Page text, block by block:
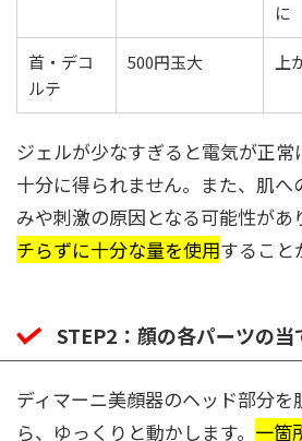
に
首・デコ
ルテ
500円玉大 上
ジェルが少なすぎると電気が正
十分に得られません。また、肌へ
みや刺激の原因となる可能性があ
チらずに十分な量を使用すること
STEP2：顔の各パーツの当
ディマーニ美顔器のヘッド部分
ら、ゆっくりと動かします。 一箇